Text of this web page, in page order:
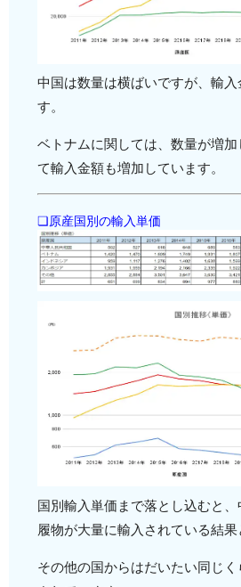
中国は数量は横ばいですが、輸入
す。
ベトナムに関しては、数量が増
て輸入金額も増加しています。
❏原産国別の輸入単価
国別輸入単価まで落とし込むと
履物が大量に輸入されている結果
その他の国からはだいたい同じ